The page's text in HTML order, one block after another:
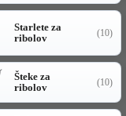
Starlete za
ribolov
(10)
Šteke za
ribolov
(10)